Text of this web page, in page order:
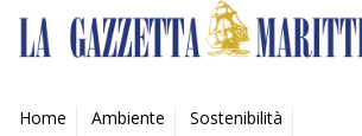
AMBIENTE
Home Ambiente
Sostenibilità